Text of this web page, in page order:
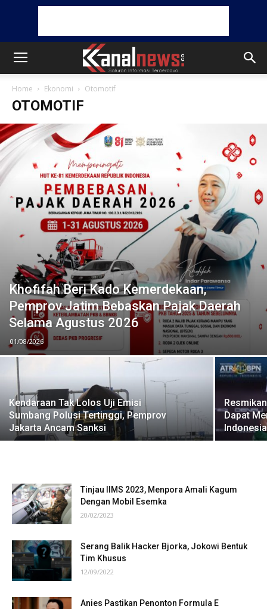
Home Ekonomi Otomotif
OTOMOTIF
Khofifah Beri Kado Kemerdekaan,
Pemprov Jatim Bebaskan Pajak Daerah
Selama Agustus 2026
01/08/2026
Kendaraan Tak Lolos Uji Emisi
Sumbang Polusi Tertinggi, Pemprov
Jakarta Ancam Sanksi
Dapat
Tinjau IIMS 2023, Menpora Amali Kagum
Dengan Mobil Esemka
20/02/2023
Serang Balik Hacker Bjorka, Jokowi Bentuk
Tim Khusus
12/09/2022
Anies Pastikan Penonton Formula E